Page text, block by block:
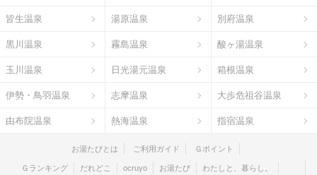
皆生温泉 湯原温泉 別府温泉
黒川温泉 霧島温泉 酸ヶ湯温泉
玉川温泉 日光湯元温泉 箱根温泉
伊勢・鳥羽温泉 志摩温泉 大歩危祖谷温泉
由布院温泉 熱海温泉 指宿温泉
お湯たびとは ご利用ガイド Ｇポイント
Ｇランキング だれどこ ocruyo お湯たび
わたしと、暮らし。